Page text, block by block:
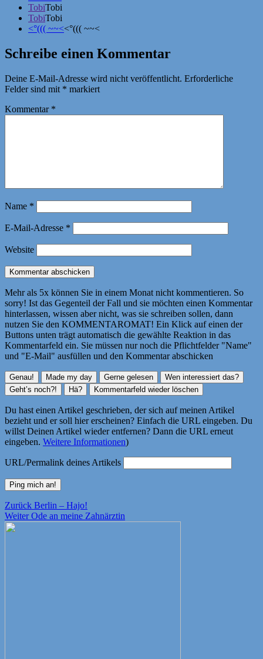
TobiTobi
TobiTobi
<°((( ~~<<°((( ~~<
Schreibe einen Kommentar
Deine E-Mail-Adresse wird nicht veröffentlicht. Erforderliche
Felder sind mit * markiert
Kommentar *
Name *
E-Mail-Adresse *
Website
Mehr als 5x können Sie in einem Monat nicht kommentieren. So
sorry! Ist das Gegenteil der Fall und sie möchten einen Kommentar
hinterlassen, wissen aber nicht, was sie schreiben sollen, dann
nutzen Sie den KOMMENTAROMAT! Ein Klick auf einen der
Buttons unten trägt automatisch die gewählte Reaktion in das
Kommentarfeld ein. Sie müssen nur noch die Pflichtfelder "Name"
und "E-Mail" ausfüllen und den Kommentar abschicken
Du hast einen Artikel geschrieben, der sich auf meinen Artikel
bezieht und er soll hier erscheinen? Einfach die URL eingeben. Du
willst Deinen Artikel wieder entfernen? Dann die URL erneut
eingeben. Weitere Informationen)
URL/Permalink deines Artikels
Beitragsnavigation
Zurück Vorheriger
Beitrag:
Berlin – Hajo!
Weiter Nächster
Ode an meine Zahnärztin